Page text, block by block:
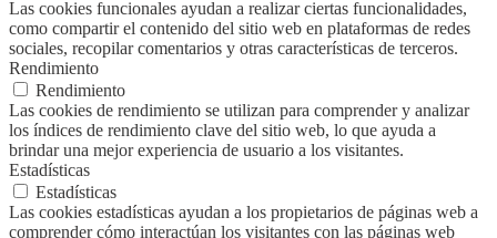
Las cookies funcionales ayudan a realizar ciertas funcionalidades,
como compartir el contenido del sitio web en plataformas de redes
sociales, recopilar comentarios y otras características de terceros.
Rendimiento
Rendimiento
Las cookies de rendimiento se utilizan para comprender y analizar
los índices de rendimiento clave del sitio web, lo que ayuda a
brindar una mejor experiencia de usuario a los visitantes.
Estadísticas
Estadísticas
Las cookies estadísticas ayudan a los propietarios de páginas web a
comprender cómo interactúan los visitantes con las páginas web